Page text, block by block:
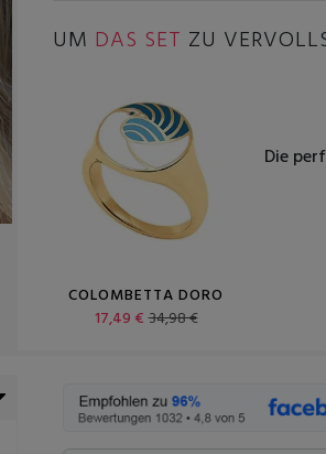
UM DAS SET ZU
COLOMBETTA DORO
17,49 €34,98 €
Die